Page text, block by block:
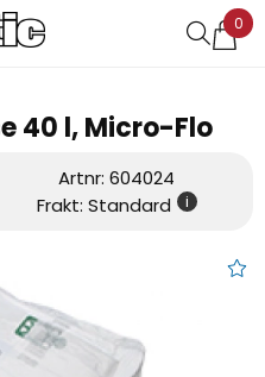
0
Favoriter (0)
40 l, Micro-Flo
Artnr: 604024
Frakt: Standard i
Dammsugarpåse 40 l, Micro-